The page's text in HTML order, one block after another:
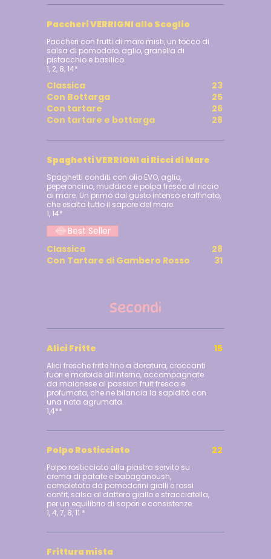
Paccheri VERRIGNI allo Scoglio
Paccheri con frutti di mare misti, un tocco di
salsa di pomodoro, aglio, granella di
pistacchio e basilico.
1, 2, 8, 14*
Classica
23
Con Bottarga
25
Con tartare
26
Con tartare e bottarga
28
Spaghetti VERRIGNI ai Ricci di Mare
Spaghetti conditi con olio EVO, aglio,
peperoncino, muddica e polpa fresca di riccio
di mare. Un primo dal gusto intenso e raffinato,
che esalta tutto il sapore del mare.
Classica
28
Con Tartare di Gambero Rosso
31
Best Seller
Secondi
Alici Fritte
Alici fresche fritte fino a doratura, croccanti
fuori e morbide all’interno, accompagnate
da maionese al passion fruit fresca e
profumata, che ne bilancia la sapidità con
una nota agrumata.
1,4**
15
Polpo Rosticciato
Polpo rosticciato alla piastra servito su
crema di patate e babaganoush,
completato da pomodorini gialli e rossi
confit, salsa al dattero giallo e stracciatella,
per un equilibrio di sapori e consistenze.
1, 4, 7, 8, 11 *
22
Frittura mista